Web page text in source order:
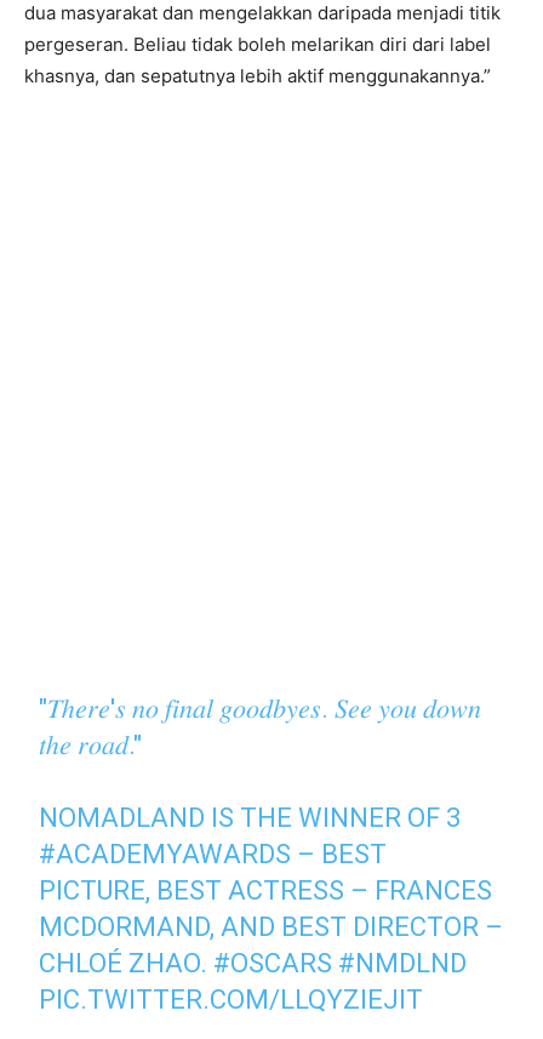
dua masyarakat dan mengelakkan daripada menjadi titik
pergeseran. Beliau tidak boleh melarikan diri dari label
khasnya, dan sepatutnya lebih aktif menggunakannya.”
"𝑇ℎ𝑒𝑟𝑒'𝑠 𝑛𝑜 𝑓𝑖𝑛𝑎𝑙 𝑔𝑜𝑜𝑑𝑏𝑦𝑒𝑠. 𝑆𝑒𝑒 𝑦𝑜𝑢 𝑑𝑜𝑤𝑛
𝑡ℎ𝑒 𝑟𝑜𝑎𝑑."
NOMADLAND IS THE WINNER OF 3
#ACADEMYAWARDS – BEST
PICTURE, BEST ACTRESS – FRANCES
MCDORMAND, AND BEST DIRECTOR –
CHLOÉ ZHAO. #OSCARS #NMDLND
PIC.TWITTER.COM/LLQYZIEJIT